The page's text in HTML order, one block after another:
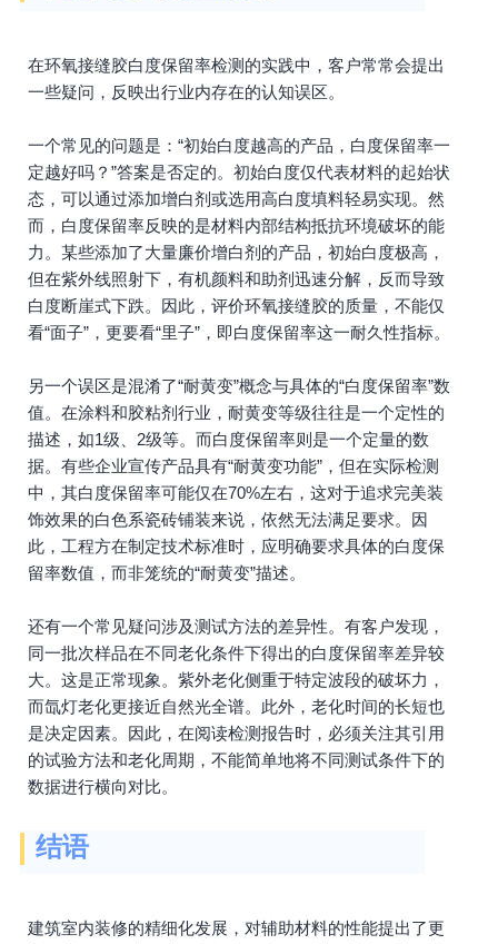
在环氧接缝胶白度保留率检测的实践中，客户常常会提出
一些疑问，反映出行业内存在的认知误区。
一个常见的问题是：“初始白度越高的产品，白度保留率一
定越好吗？”答案是否定的。初始白度仅代表材料的起始状
态，可以通过添加增白剂或选用高白度填料轻易实现。然
而，白度保留率反映的是材料内部结构抵抗环境破坏的能
力。某些添加了大量廉价增白剂的产品，初始白度极高，
但在紫外线照射下，有机颜料和助剂迅速分解，反而导致
白度断崖式下跌。因此，评价环氧接缝胶的质量，不能仅
看“面子”，更要看“里子”，即白度保留率这一耐久性指标。
另一个误区是混淆了“耐黄变”概念与具体的“白度保留率”数
值。在涂料和胶粘剂行业，耐黄变等级往往是一个定性的
描述，如1级、2级等。而白度保留率则是一个定量的数
据。有些企业宣传产品具有“耐黄变功能”，但在实际检测
中，其白度保留率可能仅在70%左右，这对于追求完美装
饰效果的白色系瓷砖铺装来说，依然无法满足要求。因
此，工程方在制定技术标准时，应明确要求具体的白度保
留率数值，而非笼统的“耐黄变”描述。
还有一个常见疑问涉及测试方法的差异性。有客户发现，
同一批次样品在不同老化条件下得出的白度保留率差异较
大。这是正常现象。紫外老化侧重于特定波段的破坏力，
而氙灯老化更接近自然光全谱。此外，老化时间的长短也
是决定因素。因此，在阅读检测报告时，必须关注其引用
的试验方法和老化周期，不能简单地将不同测试条件下的
数据进行横向对比。
结语
建筑室内装修的精细化发展，对辅助材料的性能提出了更